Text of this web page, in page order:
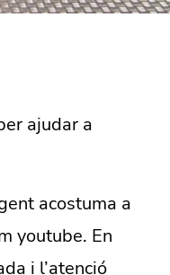
ajudar a
acostuma a
youtube. En
i l’atenció